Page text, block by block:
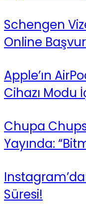
Schengen
Online
Apple’ın
Cihazı Modu
Chupa
Yayında:
Süresi!